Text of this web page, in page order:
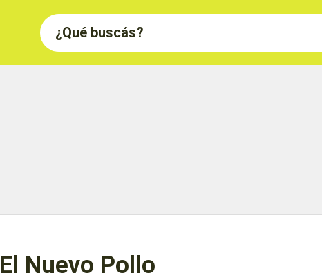
El Nuevo Pollo